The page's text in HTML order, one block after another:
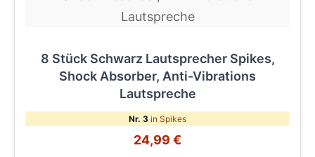
8 Stück Schwarz Lautsprecher Spikes,
Shock Absorber, Anti-Vibrations
Lautspreche
Nr. 3 in Spikes
24,99 €